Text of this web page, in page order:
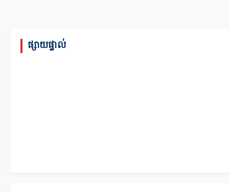
ផ្សាយផ្ទាល់